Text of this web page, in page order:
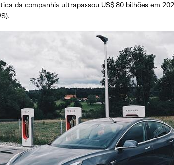
da companhia ultrapassou US$ 80 bilhões em